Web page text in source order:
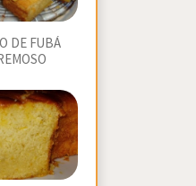
DE FUBÁ